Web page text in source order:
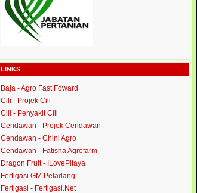
LINKS
Baja - Agro Fast Foward
Cili - Projek Cili
Cili - Penyakit Cili
Cendawan - Projek Cendawan
Cendawan - Chini Agro
Cendawan - Fatisha Agrofarm
Dragon Fruit - ILovePitaya
Fertigasi GM Peladang
Fertigasi - Fertigasi.Net